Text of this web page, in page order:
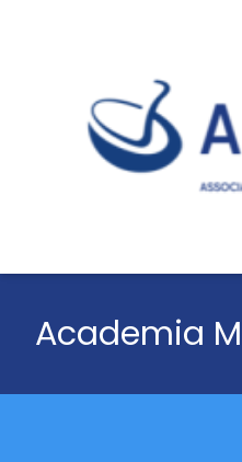
Academia